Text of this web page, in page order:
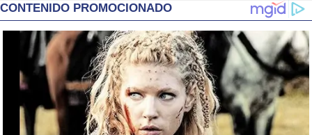
CONTENIDO PROMOCIONADO